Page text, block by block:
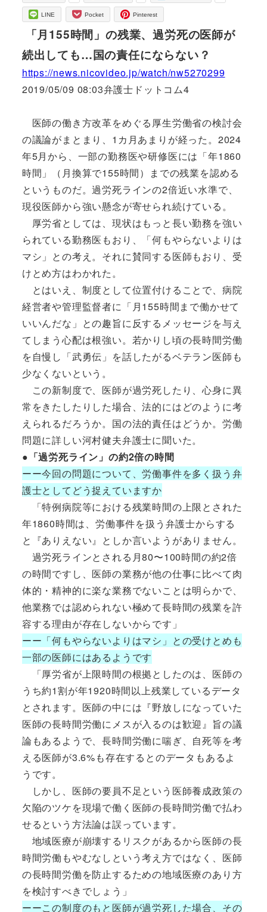
LINE Pocket Pinterest
「月155時間」の残業、過労死の医師が
続出しても…国の責任にならない？
https://news.nicovideo.jp/watch/nw5270299
2019/05/09 08:03弁護士ドットコム4
医師の働き方改革をめぐる厚生労働省の検討会
の議論がまとまり、1カ月あまりが経った。2024
年5月から、一部の勤務医や研修医には「年1860
時間」（月換算で155時間）までの残業を認める
というものだ。過労死ラインの2倍近い水準で、
現役医師から強い懸念が寄せられ続けている。
厚労省としては、現状はもっと長い勤務を強い
られている勤務医もおり、「何もやらないよりは
マシ」との考え。それに賛同する医師もおり、受
けとめ方はわかれた。
とはいえ、制度として位置付けることで、病院
経営者や管理監督者に「月155時間まで働かせて
いいんだな」との趣旨に反するメッセージを与え
てしまう心配は根強い。若かりし頃の長時間労働
を自慢し「武勇伝」を話したがるベテラン医師も
少なくないという。
この新制度で、医師が過労死したり、心身に異
常をきたしたりした場合、法的にはどのように考
えられるだろうか。国の法的責任はどうか。労働
問題に詳しい河村健夫弁護士に聞いた。
●「過労死ライン」の約2倍の時間
ーー今回の問題について、労働事件を多く扱う弁
護士としてどう捉えていますか
「特例病院等における残業時間の上限とされた
年1860時間は、労働事件を扱う弁護士からする
と『ありえない』としか言いようがありません。
過労死ラインとされる月80〜100時間の約2倍
の時間ですし、医師の業務が他の仕事に比べて肉
体的・精神的に楽な業務でないことは明らかで、
他業務では認められない極めて長時間の残業を許
容する理由が存在しないからです」
ーー「何もやらないよりはマシ」との受けとめも
一部の医師にはあるようです
「厚労省が上限時間の根拠としたのは、医師の
うち約1割が年1920時間以上残業しているデータ
とされます。医師の中には『野放しになっていた
医師の長時間労働にメスが入るのは歓迎』旨の議
論もあるようで、長時間労働に喘ぎ、自死等を考
える医師が3.6%も存在するとのデータもあるよ
うです。
しかし、医師の要員不足という医師養成政策の
欠陥のツケを現場で働く医師の長時間労働で払わ
せるという方法論は誤っています。
地域医療が崩壊するリスクがあるから医師の長
時間労働もやむなしという考え方ではなく、医師
の長時間労働を防止するための地域医療のあり方
を検討すべきでしょう」
ーーこの制度のもと医師が過労死した場合、その